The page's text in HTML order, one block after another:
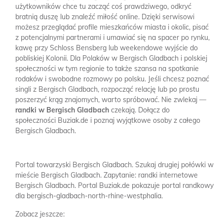
użytkowników chce tu zacząć coś prawdziwego, odkryć
bratnią duszę lub znaleźć miłość online. Dzięki serwisowi
możesz przeglądać profile mieszkańców miasta i okolic, pisać
z potencjalnymi partnerami i umawiać się na spacer po rynku,
kawę przy Schloss Bensberg lub weekendowe wyjście do
pobliskiej Kolonii. Dla Polaków w Bergisch Gladbach i polskiej
społeczności w tym regionie to także szansa na spotkanie
rodaków i swobodne rozmowy po polsku. Jeśli chcesz poznać
singli z Bergisch Gladbach, rozpocząć relację lub po prostu
poszerzyć krąg znajomych, warto spróbować. Nie zwlekaj —
randki w Bergisch Gladbach czekają. Dołącz do
społeczności Buziak.de i poznaj wyjątkowe osoby z całego
Bergisch Gladbach.
Portal towarzyski Bergisch Gladbach. Szukaj drugiej połówki w
mieście Bergisch Gladbach. Zapytanie: randki internetowe
Bergisch Gladbach. Portal Buziak.de pokazuje portal randkowy
dla bergisch-gladbach-north-rhine-westphalia.
Zobacz jeszcze: